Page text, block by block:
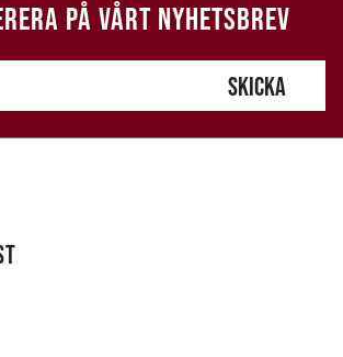
PÅ VÅRT NYHETSBREV
SKICKA